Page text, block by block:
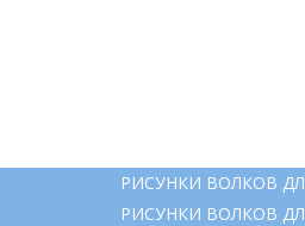
РИСУНКИ ВОЛКОВ
РИСУНКИ ВОЛКОВ